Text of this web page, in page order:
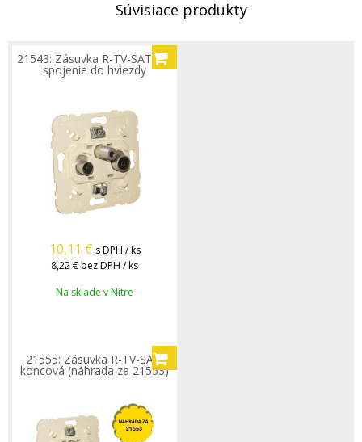
Súvisiace produkty
21543: Zásuvka R-TV-SAT pre
spojenie do hviezdy
10,11 € s DPH / ks
8,22 €bez DPH / ks
Na sklade v Nitre
21555: Zásuvka R-TV-SAT,
koncová (náhrada za 21553)